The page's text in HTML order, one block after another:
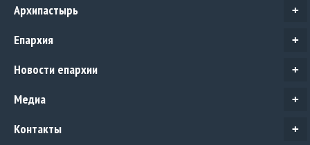
+
Архипастырь
+
Епархия
+
Новости епархии
+
Медиа
+
Контакты